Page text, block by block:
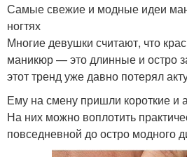
Самые свежие и модные идеи
ногтях
Многие девушки считают, что
маникюр — это длинные и остро
этот тренд уже давно потерял
Ему на смену пришли короткие и
На них можно воплотить
повседневной до остро модного